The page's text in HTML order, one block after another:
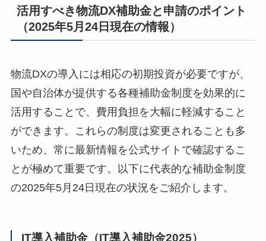
活用すべき物流DX補助金と申請のポイント
（2025年5月24日現在の情報）
物流DXの導入には相応の初期投資が必要ですが、
国や自治体が提供する各種補助金制度を効果的に
活用することで、費用負担を大幅に軽減すること
ができます。これらの制度は変更されることも多
いため、常に最新情報を公式サイトで確認するこ
とが極めて重要です。以下に代表的な補助金制度
の2025年5月24日現在の状況をご紹介します。
IT導入補助金（IT導入補助金2025）